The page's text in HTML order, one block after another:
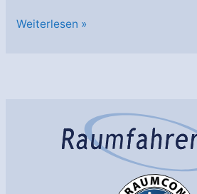
RUB:
Weiterlesen »